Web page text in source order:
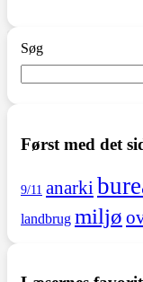
Søg
Først med det
9/11 anarki
landbrug miljø